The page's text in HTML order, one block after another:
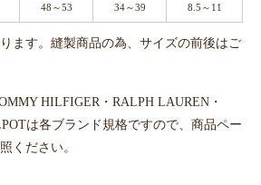
48～53 34～39 8.5～11
ます。縫製商品の為、サイズの前後はご
HILFIGER・RALPH LAUREN・
は各ブランド規格ですので、商品ペー
ください。